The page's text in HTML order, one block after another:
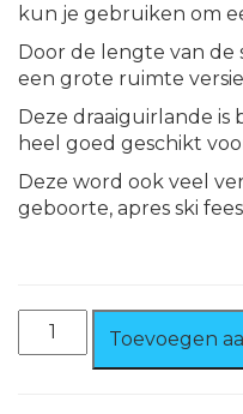
kun je gebruiken om
Door de lengte van de
een grote ruimte
Deze draaiguirlande
heel goed geschikt
Deze word ook veel
geboorte, apres ski
Draaiguirlande
Toevoegen